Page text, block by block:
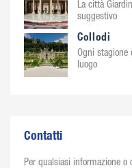
La città
suggestivo
Collodi
Ogni stagione
luogo
Contatti
Per qualsiasi informazione